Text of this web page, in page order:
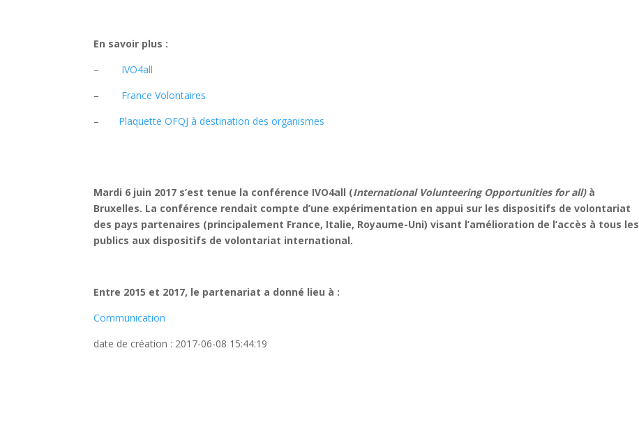
En savoir plus :
– IVO4all
– France Volontaires
– Plaquette OFQJ à destination des organismes
Mardi 6 juin 2017 s’est tenue la conférence IVO4all (International Volunteering Opportunities for all)à
Bruxelles. La conférence rendait compte d’une expérimentation en appui sur les dispositifs de volontariat
des pays partenaires (principalement France, Italie, Royaume-Uni) visant l’amélioration de l’accès à tous les
publics aux dispositifs de volontariat international.
Entre 2015 et 2017, le partenariat a donné lieu à :
Communication
date de création : 2017-06-08 15:44:19